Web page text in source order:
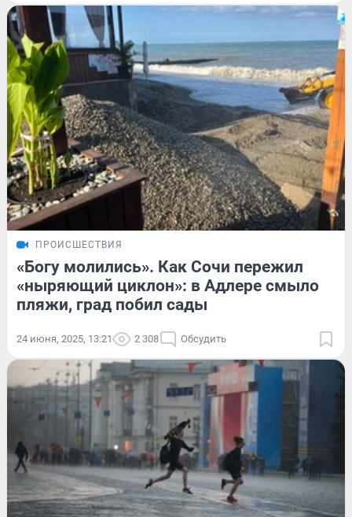
ПРОИСШЕСТВИЯ
«Богу молились». Как Сочи пережил
«ныряющий циклон»: в Адлере смыло
пляжи, град побил сады
24 июня, 2025, 13:21 2 308 Обсудить